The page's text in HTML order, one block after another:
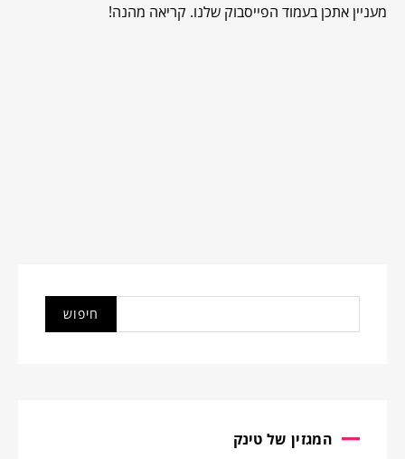
מעניין אתכן בעמוד הפייסבוק שלנו. קריאה מהנה!
המגזין של טינק